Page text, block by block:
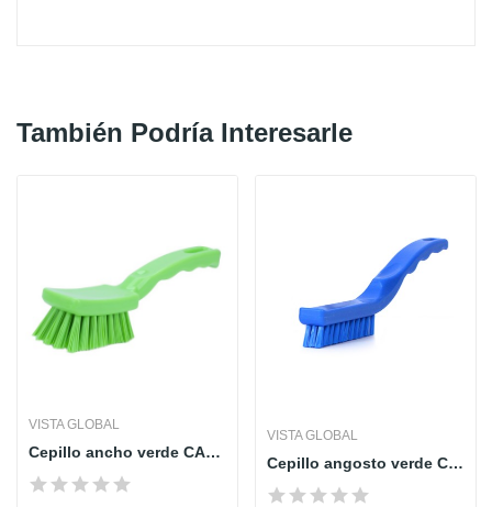
También Podría Interesarle
VISTA GLOBAL
Cepillo ancho verde CA4012-03 Vista Global
VISTA GLOBAL
Cepillo angosto verde CA4022-03 Vista Global